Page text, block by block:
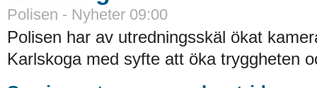
Polisen - Nyheter 09:00
Polisen har av utredningsskäl ökat
Karlskoga med syfte att öka tryggheten